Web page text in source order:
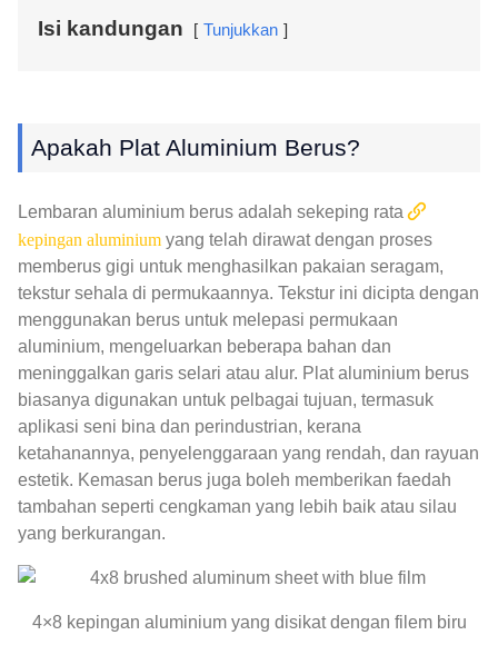
Isi kandungan Tunjukkan
Apakah Plat Aluminium Berus?
Lembaran aluminium berus adalah sekeping rata
kepingan aluminium yang telah dirawat dengan proses
memberus gigi untuk menghasilkan pakaian seragam,
tekstur sehala di permukaannya. Tekstur ini dicipta dengan
menggunakan berus untuk melepasi permukaan
aluminium, mengeluarkan beberapa bahan dan
meninggalkan garis selari atau alur. Plat aluminium berus
biasanya digunakan untuk pelbagai tujuan, termasuk
aplikasi seni bina dan perindustrian, kerana
ketahanannya, penyelenggaraan yang rendah, dan rayuan
estetik. Kemasan berus juga boleh memberikan faedah
tambahan seperti cengkaman yang lebih baik atau silau
yang berkurangan.
4×8 kepingan aluminium yang disikat dengan filem biru